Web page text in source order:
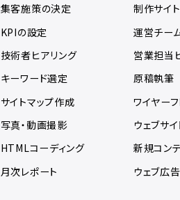
集客施策の決定
制作サイ
KPIの設定
運営チー
技術者ヒアリング
営業担当
キーワード選定
原稿執筆
サイトマップ作成
ワイヤー
写真・動画撮影
ウェブサ
HTMLコーディング
新規コン
月次レポート
ウェブ広